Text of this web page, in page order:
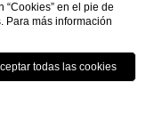
A
RESERVA
en el pie de
Para más información